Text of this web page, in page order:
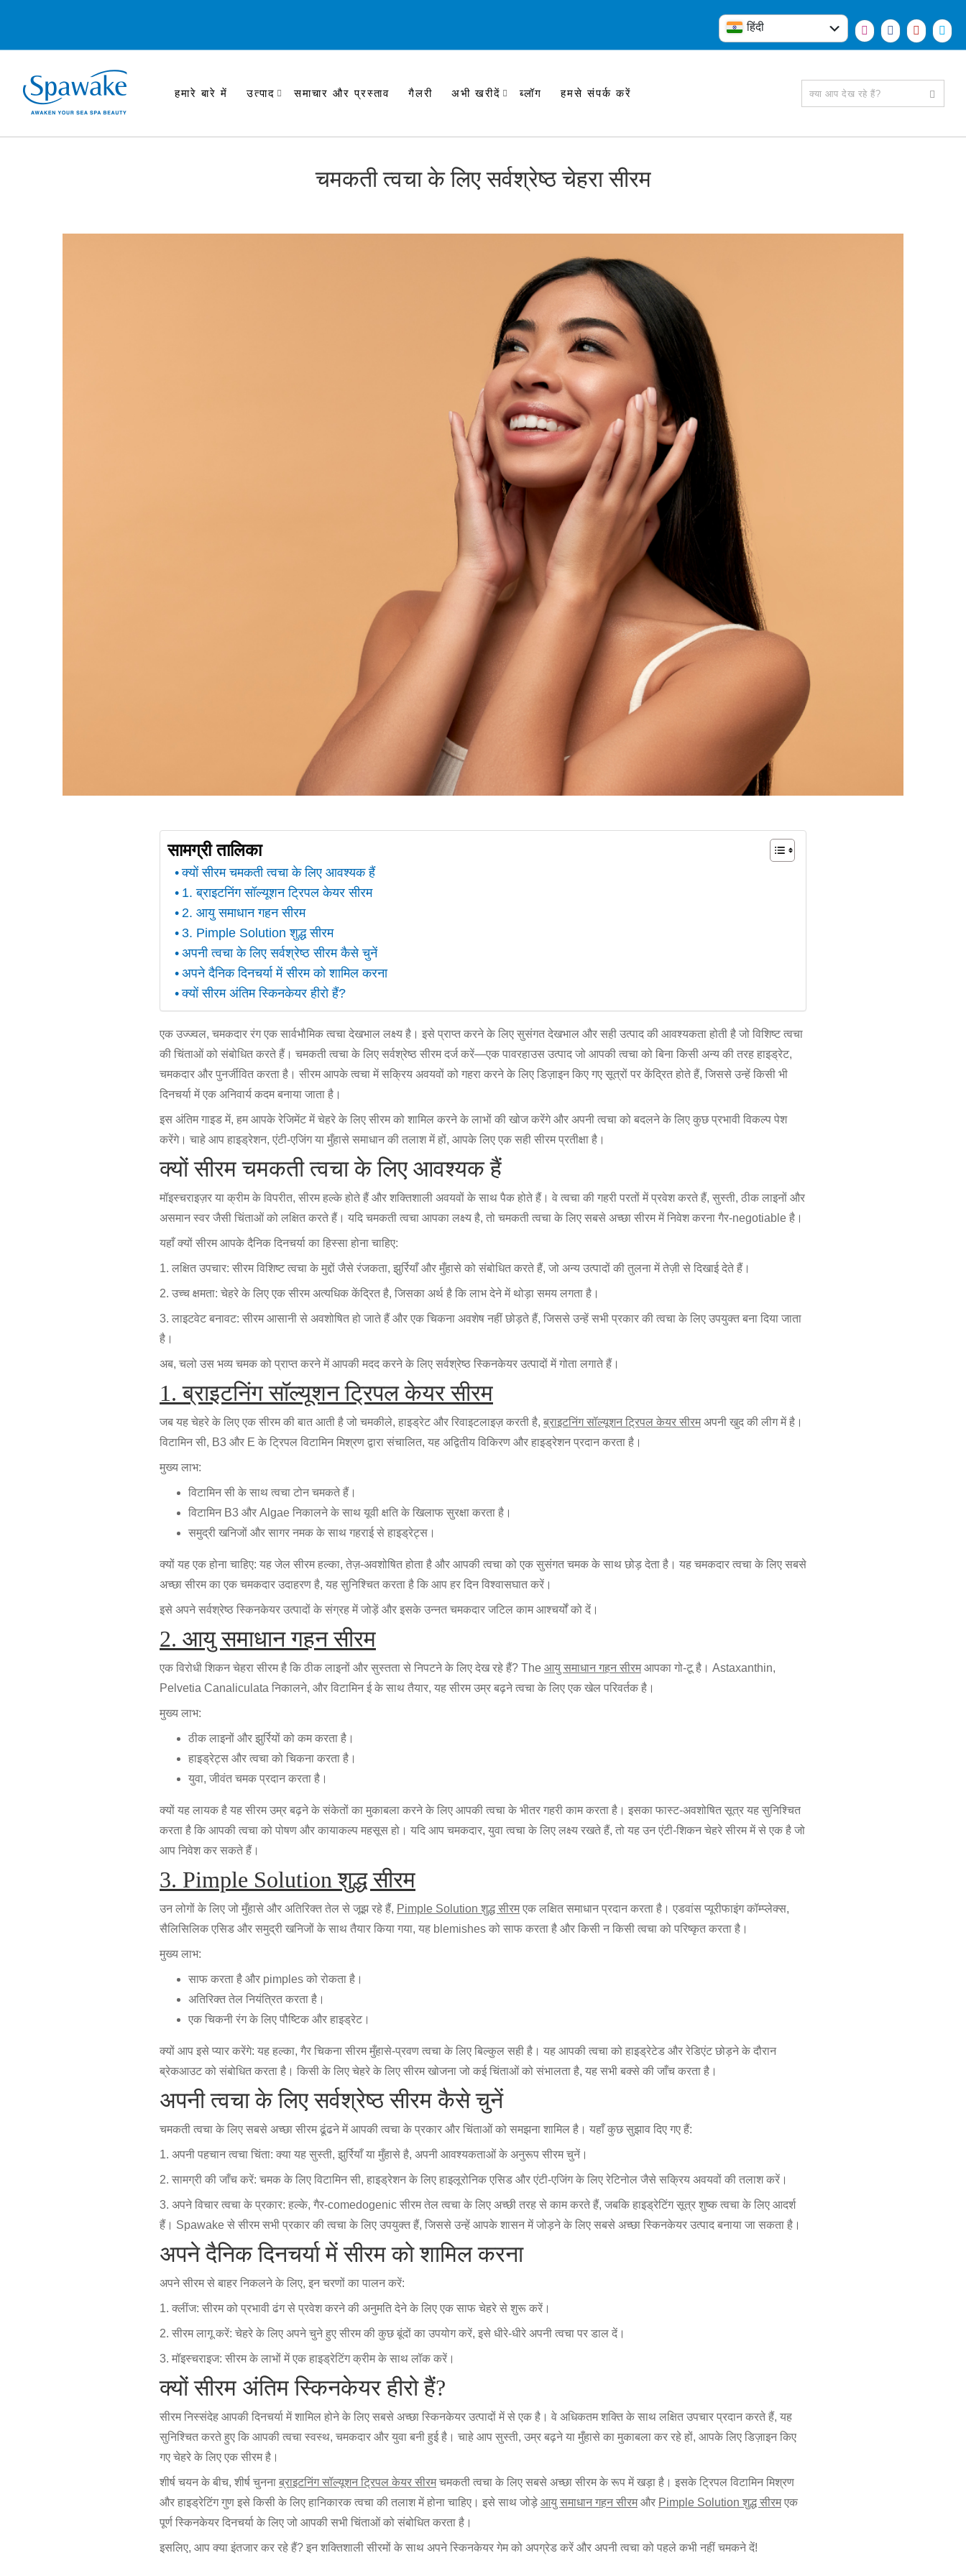
हिंदी
English
हमारे बारे में उत्पाद समाचार और प्रस्ताव गैलरी अभी खरीदें ब्लॉग हमसे संपर्क करें
चमकती त्वचा के लिए सर्वश्रेष्ठ चेहरा सीरम
सामग्री तालिका
क्यों सीरम चमकती त्वचा के लिए आवश्यक हैं
1. ब्राइटनिंग सॉल्यूशन ट्रिपल केयर सीरम
2. आयु समाधान गहन सीरम
3. Pimple Solution शुद्ध सीरम
अपनी त्वचा के लिए सर्वश्रेष्ठ सीरम कैसे चुनें
अपने दैनिक दिनचर्या में सीरम को शामिल करना
क्यों सीरम अंतिम स्किनकेयर हीरो हैं?
एक उज्ज्वल, चमकदार रंग एक सार्वभौमिक त्वचा देखभाल लक्ष्य है। इसे प्राप्त करने के लिए सुसंगत देखभाल और सही उत्पाद की आवश्यकता होती है जो विशिष्ट त्वचा
की चिंताओं को संबोधित करते हैं। चमकती त्वचा के लिए सर्वश्रेष्ठ सीरम दर्ज करें—एक पावरहाउस उत्पाद जो आपकी त्वचा को बिना किसी अन्य की तरह हाइड्रेट,
चमकदार और पुनर्जीवित करता है। सीरम आपके त्वचा में सक्रिय अवयवों को गहरा करने के लिए डिज़ाइन किए गए सूत्रों पर केंद्रित होते हैं, जिससे उन्हें किसी भी
दिनचर्या में एक अनिवार्य कदम बनाया जाता है।
इस अंतिम गाइड में, हम आपके रेजिमेंट में चेहरे के लिए सीरम को शामिल करने के लाभों की खोज करेंगे और अपनी त्वचा को बदलने के लिए कुछ प्रभावी विकल्प पेश
करेंगे। चाहे आप हाइड्रेशन, एंटी-एजिंग या मुँहासे समाधान की तलाश में हों, आपके लिए एक सही सीरम प्रतीक्षा है।
क्यों सीरम चमकती त्वचा के लिए आवश्यक हैं
मॉइस्चराइज़र या क्रीम के विपरीत, सीरम हल्के होते हैं और शक्तिशाली अवयवों के साथ पैक होते हैं। वे त्वचा की गहरी परतों में प्रवेश करते हैं, सुस्ती, ठीक लाइनों और
असमान स्वर जैसी चिंताओं को लक्षित करते हैं। यदि चमकती त्वचा आपका लक्ष्य है, तो चमकती त्वचा के लिए सबसे अच्छा सीरम में निवेश करना गैर-negotiable है।
यहाँ क्यों सीरम आपके दैनिक दिनचर्या का हिस्सा होना चाहिए:
1. लक्षित उपचार: सीरम विशिष्ट त्वचा के मुद्दों जैसे रंजकता, झुर्रियाँ और मुँहासे को संबोधित करते हैं, जो अन्य उत्पादों की तुलना में तेज़ी से दिखाई देते हैं।
2. उच्च क्षमता: चेहरे के लिए एक सीरम अत्यधिक केंद्रित है, जिसका अर्थ है कि लाभ देने में थोड़ा समय लगता है।
3. लाइटवेट बनावट: सीरम आसानी से अवशोषित हो जाते हैं और एक चिकना अवशेष नहीं छोड़ते हैं, जिससे उन्हें सभी प्रकार की त्वचा के लिए उपयुक्त बना दिया जाता
है।
अब, चलो उस भव्य चमक को प्राप्त करने में आपकी मदद करने के लिए सर्वश्रेष्ठ स्किनकेयर उत्पादों में गोता लगाते हैं।
1. ब्राइटनिंग सॉल्यूशन ट्रिपल केयर सीरम
जब यह चेहरे के लिए एक सीरम की बात आती है जो चमकीले, हाइड्रेट और रिवाइटलाइज़ करती है, ब्राइटनिंग सॉल्यूशन ट्रिपल केयर सीरमअपनी खुद की लीग में है।
विटामिन सी, B3 और E के ट्रिपल विटामिन मिश्रण द्वारा संचालित, यह अद्वितीय विकिरण और हाइड्रेशन प्रदान करता है।
मुख्य लाभ:
विटामिन सी के साथ त्वचा टोन चमकते हैं।
विटामिन B3 और Algae निकालने के साथ यूवी क्षति के खिलाफ सुरक्षा करता है।
समुद्री खनिजों और सागर नमक के साथ गहराई से हाइड्रेट्स।
क्यों यह एक होना चाहिए: यह जेल सीरम हल्का, तेज़-अवशोषित होता है और आपकी त्वचा को एक सुसंगत चमक के साथ छोड़ देता है। यह चमकदार त्वचा के लिए सबसे
अच्छा सीरम का एक चमकदार उदाहरण है, यह सुनिश्चित करता है कि आप हर दिन विश्वासघात करें।
इसे अपने सर्वश्रेष्ठ स्किनकेयर उत्पादों के संग्रह में जोड़ें और इसके उन्नत चमकदार जटिल काम आश्चर्यों को दें।
2. आयु समाधान गहन सीरम
एक विरोधी शिकन चेहरा सीरम है कि ठीक लाइनों और सुस्तता से निपटने के लिए देख रहे हैं? The आयु समाधान गहन सीरमआपका गो-टू है। Astaxanthin,
Pelvetia Canaliculata निकालने, और विटामिन ई के साथ तैयार, यह सीरम उम्र बढ़ने त्वचा के लिए एक खेल परिवर्तक है।
मुख्य लाभ:
ठीक लाइनों और झुर्रियों को कम करता है।
हाइड्रेट्स और त्वचा को चिकना करता है।
युवा, जीवंत चमक प्रदान करता है।
क्यों यह लायक है यह सीरम उम्र बढ़ने के संकेतों का मुकाबला करने के लिए आपकी त्वचा के भीतर गहरी काम करता है। इसका फास्ट-अवशोषित सूत्र यह सुनिश्चित
करता है कि आपकी त्वचा को पोषण और कायाकल्प महसूस हो। यदि आप चमकदार, युवा त्वचा के लिए लक्ष्य रखते हैं, तो यह उन एंटी-शिकन चेहरे सीरम में से एक है जो
आप निवेश कर सकते हैं।
3. Pimple Solution शुद्ध सीरम
उन लोगों के लिए जो मुँहासे और अतिरिक्त तेल से जूझ रहे हैं, Pimple Solution शुद्ध सीरमएक लक्षित समाधान प्रदान करता है। एडवांस प्यूरीफाइंग कॉम्प्लेक्स,
सैलिसिलिक एसिड और समुद्री खनिजों के साथ तैयार किया गया, यह blemishes को साफ करता है और किसी न किसी त्वचा को परिष्कृत करता है।
मुख्य लाभ:
साफ करता है और pimples को रोकता है।
अतिरिक्त तेल नियंत्रित करता है।
एक चिकनी रंग के लिए पौष्टिक और हाइड्रेट।
क्यों आप इसे प्यार करेंगे: यह हल्का, गैर चिकना सीरम मुँहासे-प्रवण त्वचा के लिए बिल्कुल सही है। यह आपकी त्वचा को हाइड्रेटेड और रेडिएंट छोड़ने के दौरान
ब्रेकआउट को संबोधित करता है। किसी के लिए चेहरे के लिए सीरम खोजना जो कई चिंताओं को संभालता है, यह सभी बक्से की जाँच करता है।
अपनी त्वचा के लिए सर्वश्रेष्ठ सीरम कैसे चुनें
चमकती त्वचा के लिए सबसे अच्छा सीरम ढूंढने में आपकी त्वचा के प्रकार और चिंताओं को समझना शामिल है। यहाँ कुछ सुझाव दिए गए हैं:
1. अपनी पहचान त्वचा चिंता: क्या यह सुस्ती, झुर्रियाँ या मुँहासे है, अपनी आवश्यकताओं के अनुरूप सीरम चुनें।
2. सामग्री की जाँच करें: चमक के लिए विटामिन सी, हाइड्रेशन के लिए हाइलूरोनिक एसिड और एंटी-एजिंग के लिए रेटिनोल जैसे सक्रिय अवयवों की तलाश करें।
3. अपने विचार त्वचा के प्रकार: हल्के, गैर-comedogenic सीरम तेल त्वचा के लिए अच्छी तरह से काम करते हैं, जबकि हाइड्रेटिंग सूत्र शुष्क त्वचा के लिए आदर्श
हैं। Spawake से सीरम सभी प्रकार की त्वचा के लिए उपयुक्त हैं, जिससे उन्हें आपके शासन में जोड़ने के लिए सबसे अच्छा स्किनकेयर उत्पाद बनाया जा सकता है।
अपने दैनिक दिनचर्या में सीरम को शामिल करना
अपने सीरम से बाहर निकलने के लिए, इन चरणों का पालन करें:
1. क्लींज: सीरम को प्रभावी ढंग से प्रवेश करने की अनुमति देने के लिए एक साफ चेहरे से शुरू करें।
2. सीरम लागू करें: चेहरे के लिए अपने चुने हुए सीरम की कुछ बूंदों का उपयोग करें, इसे धीरे-धीरे अपनी त्वचा पर डाल दें।
3. मॉइस्चराइज: सीरम के लाभों में एक हाइड्रेटिंग क्रीम के साथ लॉक करें।
क्यों सीरम अंतिम स्किनकेयर हीरो हैं?
सीरम निस्संदेह आपकी दिनचर्या में शामिल होने के लिए सबसे अच्छा स्किनकेयर उत्पादों में से एक है। वे अधिकतम शक्ति के साथ लक्षित उपचार प्रदान करते हैं, यह
सुनिश्चित करते हुए कि आपकी त्वचा स्वस्थ, चमकदार और युवा बनी हुई है। चाहे आप सुस्ती, उम्र बढ़ने या मुँहासे का मुकाबला कर रहे हों, आपके लिए डिज़ाइन किए
गए चेहरे के लिए एक सीरम है।
शीर्ष चयन के बीच, शीर्ष चुनना ब्राइटनिंग सॉल्यूशन ट्रिपल केयर सीरमचमकती त्वचा के लिए सबसे अच्छा सीरम के रूप में खड़ा है। इसके ट्रिपल विटामिन मिश्रण
और हाइड्रेटिंग गुण इसे किसी के लिए हानिकारक त्वचा की तलाश में होना चाहिए। इसे साथ जोड़े आयु समाधान गहन सीरमऔर Pimple Solution शुद्ध सीरमएक
पूर्ण स्किनकेयर दिनचर्या के लिए जो आपकी सभी चिंताओं को संबोधित करता है।
इसलिए, आप क्या इंतजार कर रहे हैं? इन शक्तिशाली सीरमों के साथ अपने स्किनकेयर गेम को अपग्रेड करें और अपनी त्वचा को पहले कभी नहीं चमकने दें!